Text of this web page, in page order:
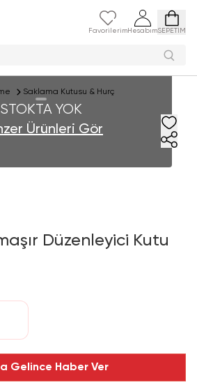
Favorilerim HesabımSEPETİM
Saklama Kutusu & Hurç
STOKTA YOK
Ürünleri Gör
Düzenleyici Kutu
Gelince Haber Ver